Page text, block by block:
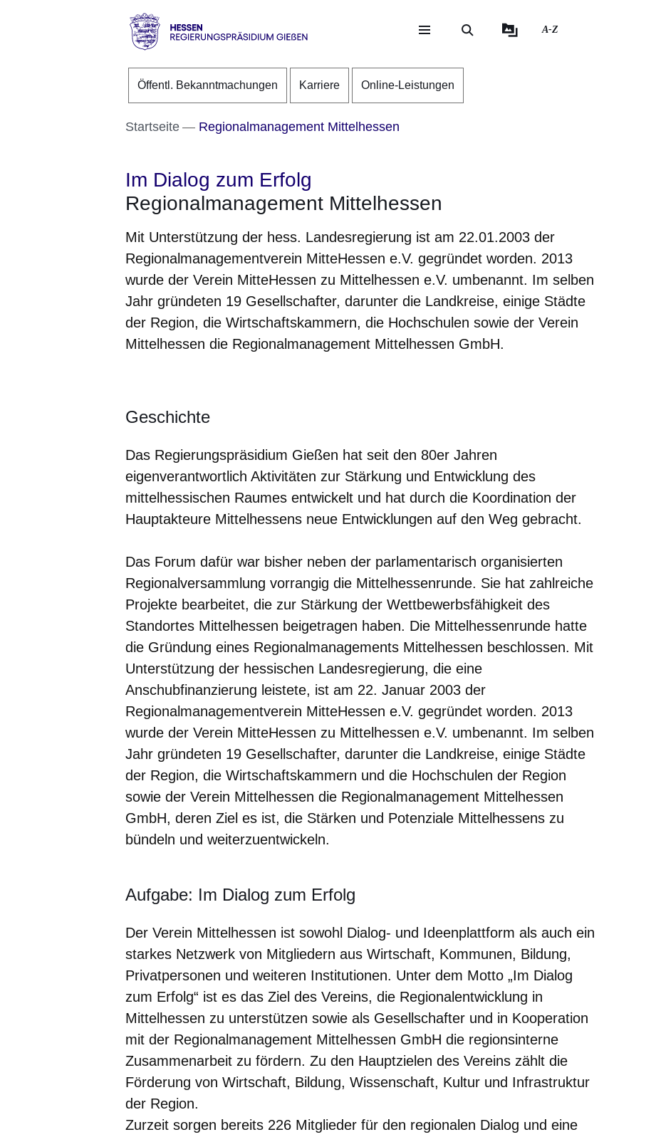
Direkt zum Kopf der Seite
Direkt zum Inhalt
Direkt zum Fuß der Seite
RP
A-Z
Öffentl. Bekanntmachungen Karriere Online-Leistungen
Startseite Regionalmanagement Mittelhessen
Im Dialog zum Erfolg
Regionalmanagement Mittelhessen
Mit Unterstützung der hess. Landesregierung ist am 22.01.2003 der
Regionalmanagementverein MitteHessen e.V. gegründet worden. 2013
wurde der Verein MitteHessen zu Mittelhessen e.V. umbenannt. Im selben
Jahr gründeten 19 Gesellschafter, darunter die Landkreise, einige Städte
der Region, die Wirtschaftskammern, die Hochschulen sowie der Verein
Mittelhessen die Regionalmanagement Mittelhessen GmbH.
Geschichte
Das Regierungspräsidium Gießen hat seit den 80er Jahren
eigenverantwortlich Aktivitäten zur Stärkung und Entwicklung des
mittelhessischen Raumes entwickelt und hat durch die Koordination der
Hauptakteure Mittelhessens neue Entwicklungen auf den Weg gebracht.
Das Forum dafür war bisher neben der parlamentarisch organisierten
Regionalversammlung vorrangig die Mittelhessenrunde. Sie hat zahlreiche
Projekte bearbeitet, die zur Stärkung der Wettbewerbsfähigkeit des
Standortes Mittelhessen beigetragen haben. Die Mittelhessenrunde hatte
die Gründung eines Regionalmanagements Mittelhessen beschlossen. Mit
Unterstützung der hessischen Landesregierung, die eine
Anschubfinanzierung leistete, ist am 22. Januar 2003 der
Regionalmanagementverein MitteHessen e.V. gegründet worden. 2013
wurde der Verein MitteHessen zu Mittelhessen e.V. umbenannt. Im selben
Jahr gründeten 19 Gesellschafter, darunter die Landkreise, einige Städte
der Region, die Wirtschaftskammern und die Hochschulen der Region
sowie der Verein Mittelhessen die Regionalmanagement Mittelhessen
GmbH, deren Ziel es ist, die Stärken und Potenziale Mittelhessens zu
bündeln und weiterzuentwickeln.
Aufgabe: Im Dialog zum Erfolg
Der Verein Mittelhessen ist sowohl Dialog- und Ideenplattform als auch ein
starkes Netzwerk von Mitgliedern aus Wirtschaft, Kommunen, Bildung,
Privatpersonen und weiteren Institutionen. Unter dem Motto „Im Dialog
zum Erfolg“ ist es das Ziel des Vereins, die Regionalentwicklung in
Mittelhessen zu unterstützen sowie als Gesellschafter und in Kooperation
mit der Regionalmanagement Mittelhessen GmbH die regionsinterne
Zusammenarbeit zu fördern. Zu den Hauptzielen des Vereins zählt die
Förderung von Wirtschaft, Bildung, Wissenschaft, Kultur und Infrastruktur
der Region.
Zurzeit sorgen bereits 226 Mitglieder für den regionalen Dialog und eine